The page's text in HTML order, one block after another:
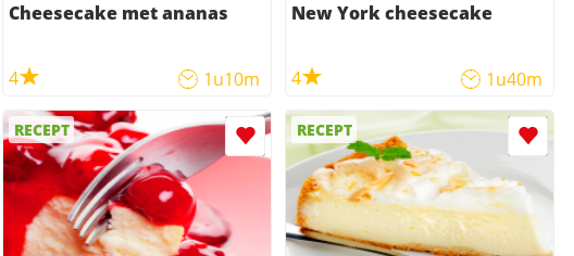
Cheesecake met ananas
4 1u10m
New York cheesecake
4 1u40m
RECEPT RECEPT